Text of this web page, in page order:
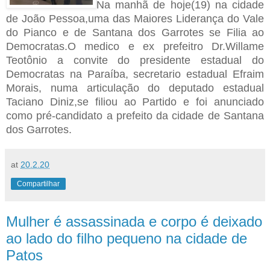
Na manhã de hoje(19) na cidade
de João Pessoa,uma das Maiores Liderança do Vale
do Pianco e de Santana dos Garrotes se Filia ao
Democratas.O medico e ex prefeitro Dr.Willame
Teotônio a convite do presidente estadual do
Democratas na Paraíba, secretario estadual Efraim
Morais, numa articulação do deputado estadual
Taciano Diniz,se filiou ao Partido e foi anunciado
como pré-candidato a prefeito da cidade de Santana
dos Garrotes.
at 20.2.20
Compartilhar
Mulher é assassinada e corpo é deixado
ao lado do filho pequeno na cidade de
Patos